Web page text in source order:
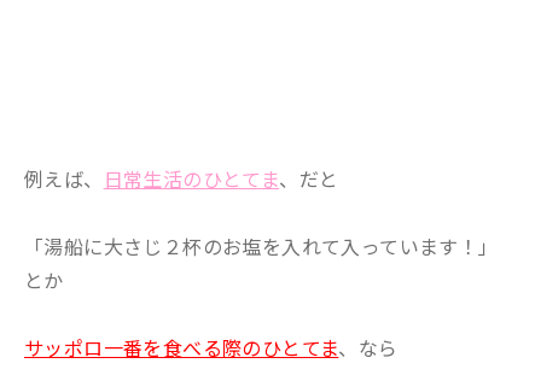
例えば、 日常生活のひとてま、だと
「湯船に大さじ２杯のお塩を入れて入っています！」
とか
サッポロ一番を食べる際のひとてま、なら